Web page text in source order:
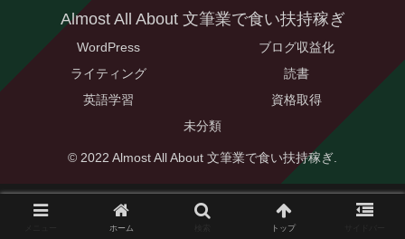
Almost All About 文筆業で食い扶持稼ぎ
WordPress
ブログ収益化
ライティング
読書
英語学習
資格取得
未分類
© 2022 Almost All About 文筆業で食い扶持稼ぎ.
ホーム トップ